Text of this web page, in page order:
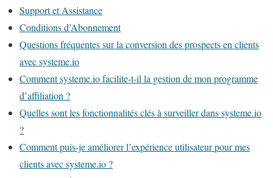
Support et Assistance
Conditions d’Abonnement
Questions fréquentes sur la conversion des prospects en clients
avec systeme.io
Comment systeme.io facilite-t-il la gestion de mon programme
d’affiliation ?
Quelles sont les fonctionnalités clés à surveiller dans systeme.io
?
Comment puis-je améliorer l’expérience utilisateur pour mes
clients avec systeme.io ?